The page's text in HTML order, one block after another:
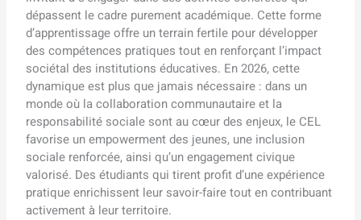
dépassent le cadre purement académique. Cette forme
d’apprentissage offre un terrain fertile pour développer
des compétences pratiques tout en renforçant l’impact
sociétal des institutions éducatives. En 2026, cette
dynamique est plus que jamais nécessaire : dans un
monde où la collaboration communautaire et la
responsabilité sociale sont au cœur des enjeux, le CEL
favorise un empowerment des jeunes, une inclusion
sociale renforcée, ainsi qu’un engagement civique
valorisé. Des étudiants qui tirent profit d’une expérience
pratique enrichissent leur savoir-faire tout en contribuant
activement à leur territoire.